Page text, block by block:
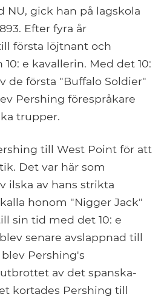
NU, gick han på lagskola
Efter fyra år
första löjtnant och
e kavallerin. Med det 10:
de första "Buffalo Soldier"
Pershing förespråkare
trupper.
till West Point för att
Det var här som
ilska av hans strikta
honom "Nigger Jack"
sin tid med det 10: e
senare avslappnad till
Pershing's
av det spanska-
kortades Pershing till